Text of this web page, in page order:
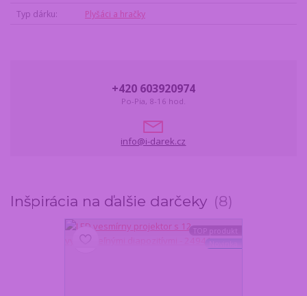
Typ dárku
Plyšáci a hračky
+420 603920974
Po-Pia, 8-16 hod.
info@i-darek.cz
Inšpirácia na ďalšie darčeky 8
TOP produkt